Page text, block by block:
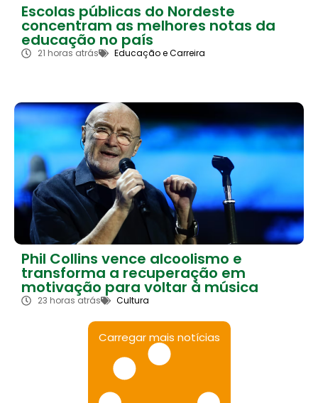
Escolas públicas do Nordeste
concentram as melhores notas da
educação no país
21 horas atrás Educação e Carreira
Phil Collins vence alcoolismo e
transforma a recuperação em
motivação para voltar à música
23 horas atrás Cultura
Carregar mais notícias